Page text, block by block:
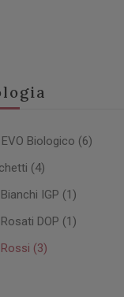
Biologico (6)
(4)
IGP (1)
DOP (1)
(3)